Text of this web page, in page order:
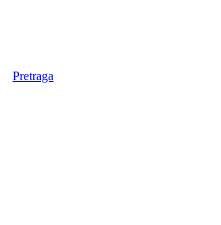
Pretraga